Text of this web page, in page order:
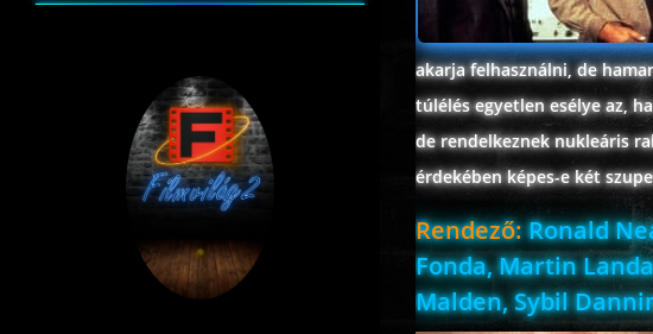
akarja felhasználni, de
túlélés egyetlen esélye az,
de rendelkeznek nukleáris
érdekében képes-e két
Rendező:Ronald
Fonda, Martin
Malden, Sybil